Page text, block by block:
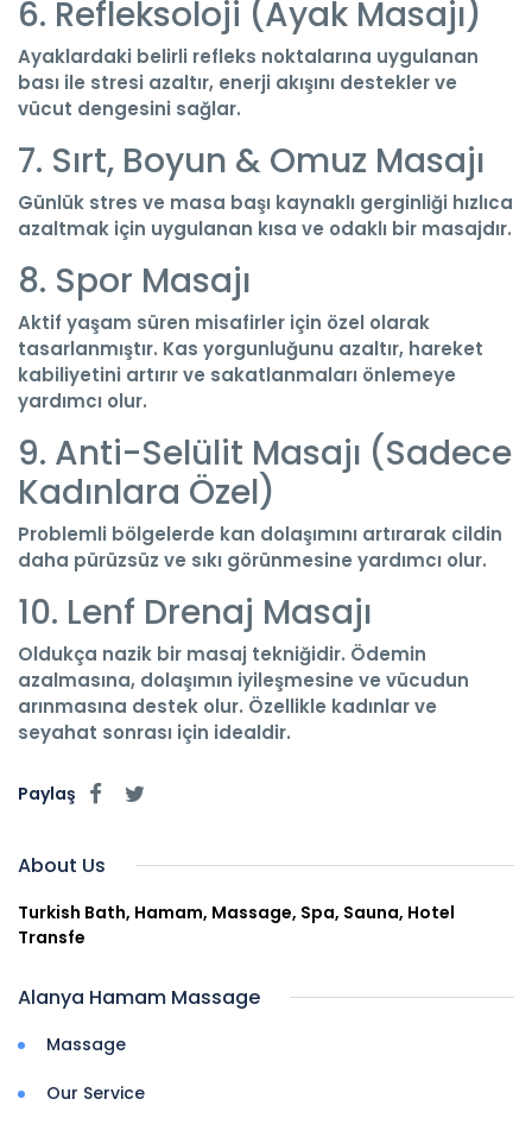
6. Refleksoloji (Ayak Masajı)
Ayaklardaki belirli refleks noktalarına uygulanan
bası ile stresi azaltır, enerji akışını destekler ve
vücut dengesini sağlar.
7. Sırt, Boyun & Omuz Masajı
Günlük stres ve masa başı kaynaklı gerginliği hızlıca
azaltmak için uygulanan kısa ve odaklı bir masajdır.
8. Spor Masajı
Aktif yaşam süren misafirler için özel olarak
tasarlanmıştır. Kas yorgunluğunu azaltır, hareket
kabiliyetini artırır ve sakatlanmaları önlemeye
yardımcı olur.
9. Anti-Selülit Masajı (Sadece
Kadınlara Özel)
Problemli bölgelerde kan dolaşımını artırarak cildin
daha pürüzsüz ve sıkı görünmesine yardımcı olur.
10. Lenf Drenaj Masajı
Oldukça nazik bir masaj tekniğidir. Ödemin
azalmasına, dolaşımın iyileşmesine ve vücudun
arınmasına destek olur. Özellikle kadınlar ve
seyahat sonrası için idealdir.
Paylaş
About Us
Turkish Bath, Hamam, Massage, Spa, Sauna, Hotel
Transfe
Alanya Hamam Massage
Massage
Our Service